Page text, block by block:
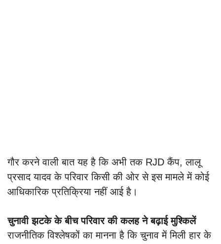
गौर करने वाली बात यह है कि अभी तक RJD कैंप, लालू
प्रसाद यादव के परिवार किसी की ओर से इस मामले में कोई
आधिकारिक प्रतिक्रिया नहीं आई है।
चुनावी झटके के बीच परिवार की कलह ने बढ़ाई मुश्किलें
राजनीतिक विश्लेषकों का मानना है कि चुनाव में मिली हार के